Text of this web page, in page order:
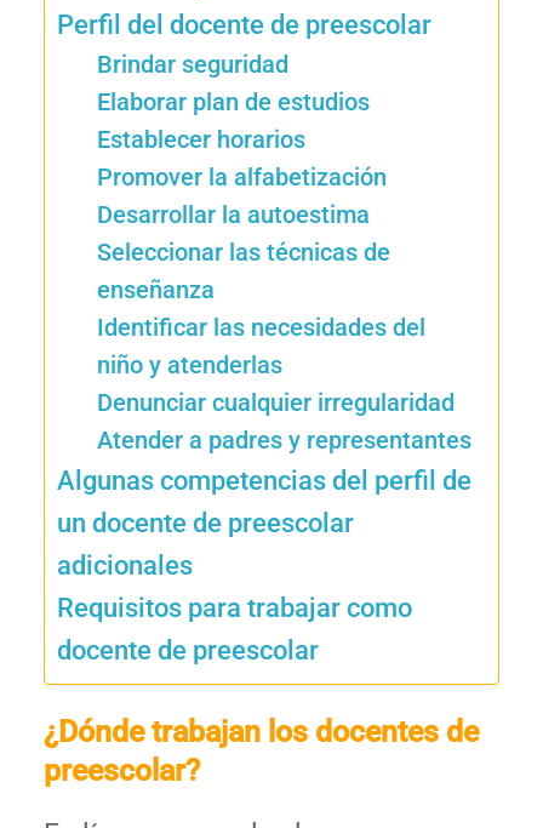
Perfil del docente de preescolar
Brindar seguridad
Elaborar plan de estudios
Establecer horarios
Promover la alfabetización
Desarrollar la autoestima
Seleccionar las técnicas de
enseñanza
Identificar las necesidades del
niño y atenderlas
Denunciar cualquier irregularidad
Atender a padres y representantes
Algunas competencias del perfil de
un docente de preescolar
adicionales
Requisitos para trabajar como
docente de preescolar
¿Dónde trabajan los docentes de
preescolar?